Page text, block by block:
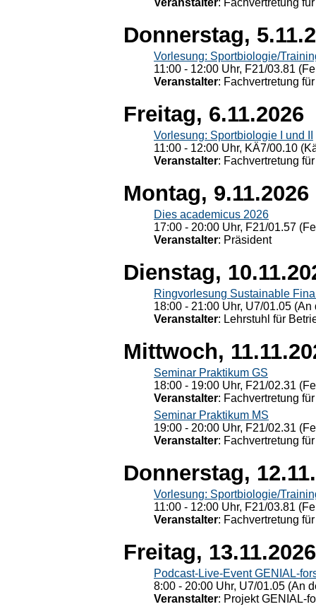
Veranstalter: Fachvertretung
Donnerstag,
Vorlesung: Sportbiologie/
11:00 - 12:00 Uhr, F21/03.81
Veranstalter: Fachvertretung
Freitag, 6.11.2026
Vorlesung: Sportbiologie I und II
11:00 - 12:00 Uhr, KÄ7/00.10
Veranstalter: Fachvertretung
Montag, 9.11.2026
Dies academicus 2026
17:00 - 20:00 Uhr, F21/01.57
Veranstalter: Präsident
Dienstag,
Ringvorlesung Sustainable
18:00 - 21:00 Uhr, U7/01.05
Veranstalter: Lehrstuhl für
Mittwoch,
Seminar Praktikum GS
18:00 - 19:00 Uhr, F21/02.31
Veranstalter: Fachvertretung
Seminar Praktikum MS
19:00 - 20:00 Uhr, F21/02.31
Veranstalter: Fachvertretung
Donnerstag,
Vorlesung: Sportbiologie/
11:00 - 12:00 Uhr, F21/03.81
Veranstalter: Fachvertretung
Freitag, 13.11.2026
Podcast-Live-Event GENIAL-
8:00 - 20:00 Uhr, U7/01.05 (An
Veranstalter: Projekt GENIAL-